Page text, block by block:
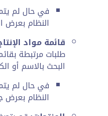
في حال لم
النظام بعرض
قائمة مواد
طلبات مرتبطة
البحث بالاسم أو
في حال لم
النظام بعرض